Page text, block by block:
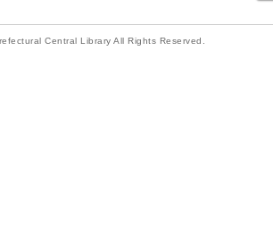
Central Library All Rights Reserved.